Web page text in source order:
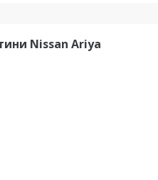
Nissan Ariya